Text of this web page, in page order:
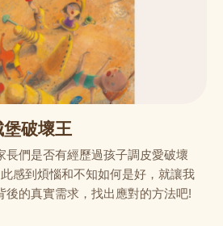
堡破壞王
長們是否有經歷過孩子調皮愛破壞
感到煩惱和不知如何是好，就讓我
後的真實需求，找出應對的方法吧!